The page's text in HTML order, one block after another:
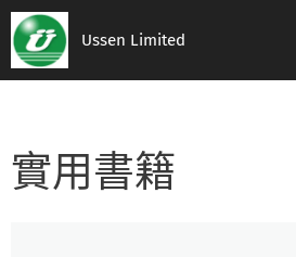
Ussen Limited
實用書籍